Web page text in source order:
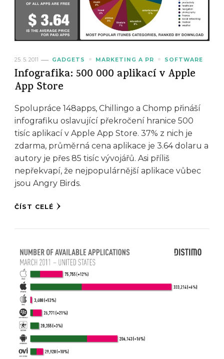
25. 5. 2011 GADGETS MARKETING A PR SOFTWARE
Infografika: 500 000 aplikací v Apple
App Store
Spolupráce 148apps, Chillingo a Chomp přináší
infografiku oslavující překročení hranice 500
tisíc aplikací v Apple App Store. 37% z nich je
zdarma, průměrná cena aplikace je 3.64 dolaru a
autory je přes 85 tisíc vývojářů. Asi příliš
nepřekvapí, že nejpopulárnější aplikace vůbec
jsou Angry Birds.
ČÍST CELÉ